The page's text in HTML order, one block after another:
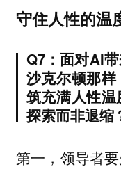
守住人性的温
Q7：面对AI
沙克尔顿那
筑充满人性
探索而非退缩
第一，领导者要